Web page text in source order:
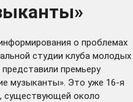
о проблемах
студии клуба молодых
премьеру
музыканты». Это уже 16-я
существующей около